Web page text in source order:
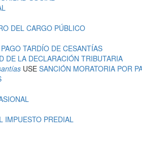
DEL CARGO PÚBLICO
TARDÍO DE CESANTÍAS
DE LA DECLARACIÓN TRIBUTARIA
USE SANCIÓN MORATORIA POR
IMPUESTO PREDIAL